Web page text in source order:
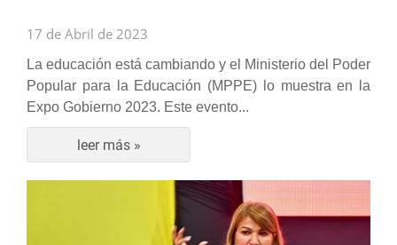
17 de Abril de 2023
La educación está cambiando y el Ministerio del Poder
Popular para la Educación (MPPE) lo muestra en la
Expo Gobierno 2023. Este evento...
leer más »